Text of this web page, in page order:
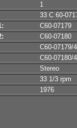
1
33 С 60-
С60-07179
С60-07180
С60-07179/
С60-07180/
Stereo
33 1/3 rpm
1976